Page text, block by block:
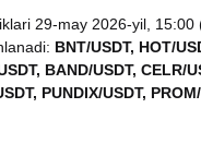
29-may 2026-yil, 15:00
BNT/USDT, HOT/
BAND/USDT, CELR/
PUNDIX/USDT,